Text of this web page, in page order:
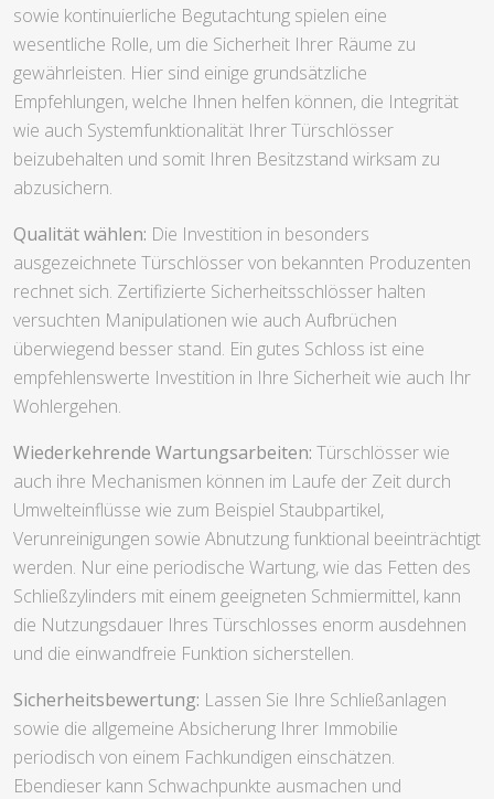
sowie kontinuierliche Begutachtung spielen eine
wesentliche Rolle, um die Sicherheit Ihrer Räume zu
gewährleisten. Hier sind einige grundsätzliche
Empfehlungen, welche Ihnen helfen können, die Integrität
wie auch Systemfunktionalität Ihrer Türschlösser
beizubehalten und somit Ihren Besitzstand wirksam zu
abzusichern.
Qualität wählen: Die Investition in besonders
ausgezeichnete Türschlösser von bekannten Produzenten
rechnet sich. Zertifizierte Sicherheitsschlösser halten
versuchten Manipulationen wie auch Aufbrüchen
überwiegend besser stand. Ein gutes Schloss ist eine
empfehlenswerte Investition in Ihre Sicherheit wie auch Ihr
Wohlergehen.
Wiederkehrende Wartungsarbeiten: Türschlösser wie
auch ihre Mechanismen können im Laufe der Zeit durch
Umwelteinflüsse wie zum Beispiel Staubpartikel,
Verunreinigungen sowie Abnutzung funktional beeinträchtigt
werden. Nur eine periodische Wartung, wie das Fetten des
Schließzylinders mit einem geeigneten Schmiermittel, kann
die Nutzungsdauer Ihres Türschlosses enorm ausdehnen
und die einwandfreie Funktion sicherstellen.
Sicherheitsbewertung: Lassen Sie Ihre Schließanlagen
sowie die allgemeine Absicherung Ihrer Immobilie
periodisch von einem Fachkundigen einschätzen.
Ebendieser kann Schwachpunkte ausmachen und